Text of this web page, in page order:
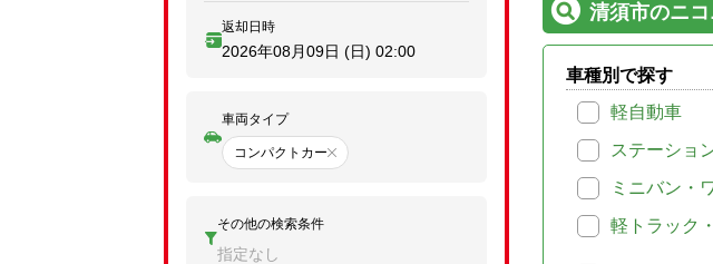
清須市のニ
車種別で探す
軽自動車
ステーショ
ミニバン・
軽トラック
返却日時
2026年08月09日 (日) 02:00
車両タイプ
コンパクトカー
その他の検索条件
指定なし